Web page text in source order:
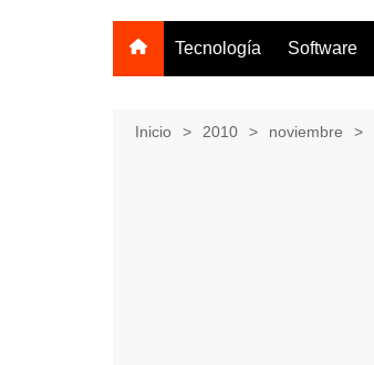
Tecnología Software
Inicio 2010 noviembre